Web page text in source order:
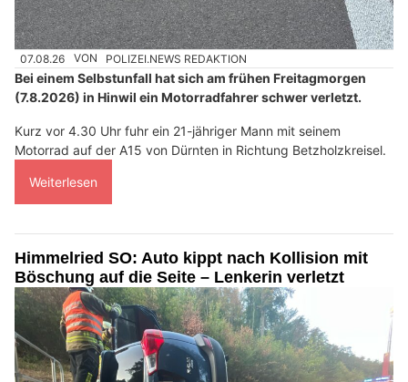
07.08.26 VON POLIZEI.NEWS REDAKTION
Bei einem Selbstunfall hat sich am frühen Freitagmorgen
(7.8.2026) in Hinwil ein Motorradfahrer schwer verletzt.
Kurz vor 4.30 Uhr fuhr ein 21-jähriger Mann mit seinem
Motorrad auf der A15 von Dürnten in Richtung Betzholzkreisel.
Weiterlesen
Himmelried SO: Auto kippt nach Kollision mit
Böschung auf die Seite – Lenkerin verletzt